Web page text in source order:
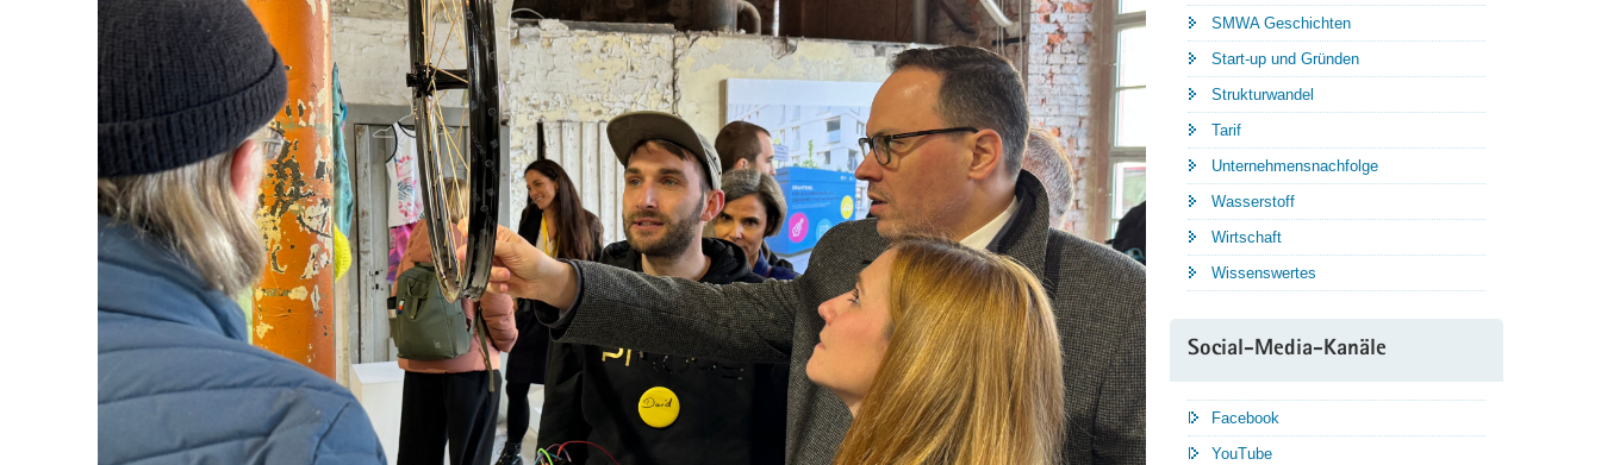
SMWA Geschichten
Start-up und Gründen
Strukturwandel
Tarif
Unternehmensnachfolge
Wasserstoff
Wirtschaft
Wissenswertes
Social-Media-Kanäle
Facebook
YouTube